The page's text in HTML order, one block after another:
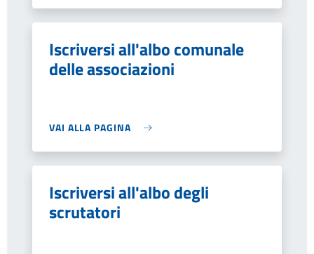
Iscriversi all'albo comunale
delle associazioni
VAI ALLA PAGINA
Iscriversi all'albo degli
scrutatori